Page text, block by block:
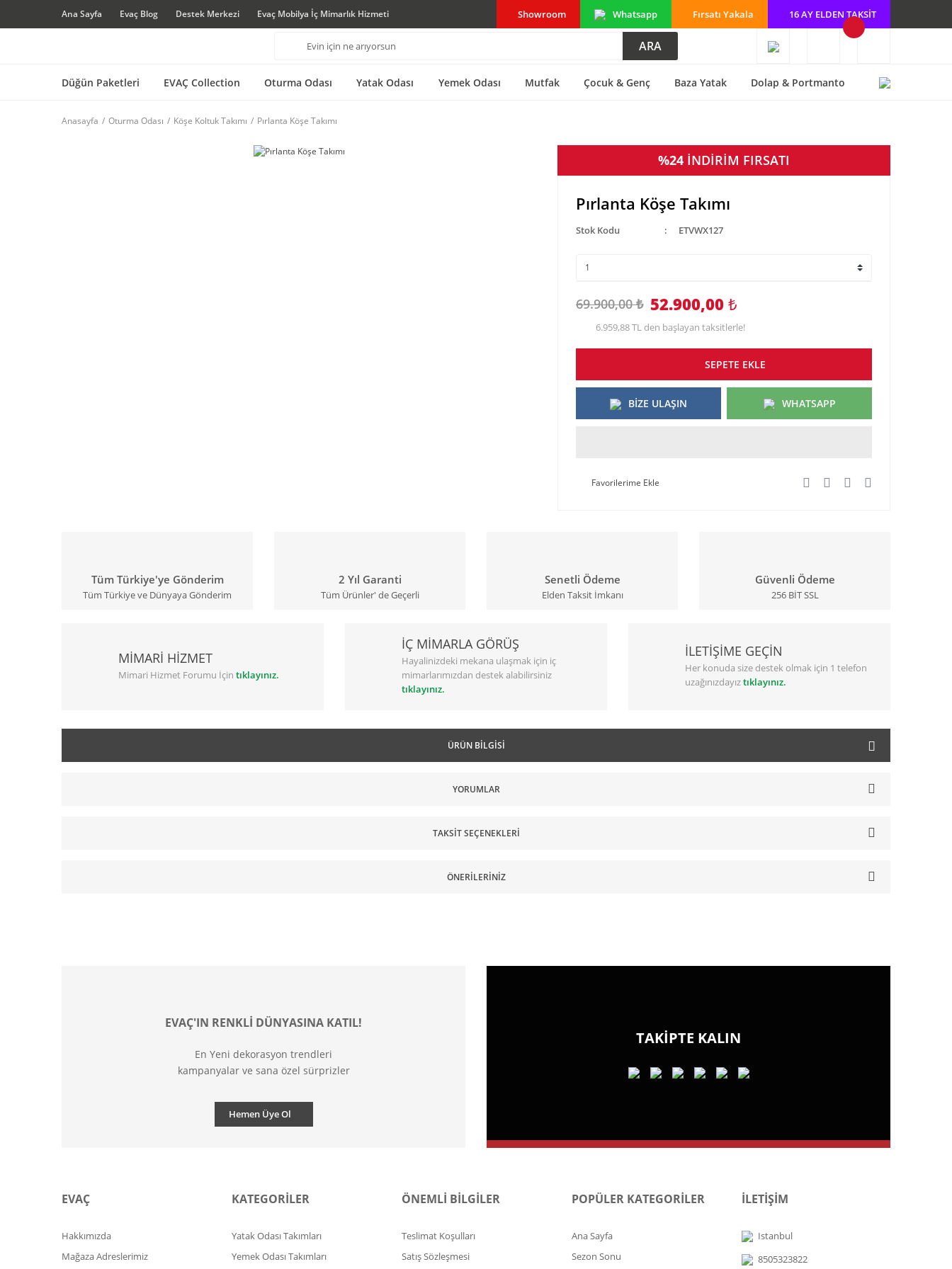
Ana Sayfa Evaç Blog Destek Merkezi Evaç Mobilya İç Mimarlık Hizmeti Showroom Whatsapp Fırsatı Yakala 16 AY ELDEN TAKSİT
ARA
Düğün Paketleri EVAÇ Collection Oturma Odası Yatak Odası Yemek Odası Mutfak Çocuk & Genç Baza Yatak Dolap & Portmanto
Anasayfa Oturma Odası Köşe Koltuk Takımı Pırlanta Köşe Takımı
%24 İNDİRİM FIRSATI
Pırlanta Köşe Takımı
Stok Kodu ETVWX127
69.900,00 ₺ 52.900,00 ₺
6.959,88 TL den başlayan taksitlerle!
SEPETE EKLE
BİZE ULAŞIN WHATSAPP
Tüm Türkiye'ye Gönderim
Tüm Türkiye ve Dünyaya Gönderim
2 Yıl Garanti
Tüm Ürünler' de Geçerli
Senetli Ödeme
Elden Taksit İmkanı
Güvenli Ödeme
256 BİT SSL
MİMARİ HİZMET
Mimari Hizmet Forumu İçin tıklayınız.
İÇ MİMARLA GÖRÜŞ
Hayalinizdeki mekana ulaşmak için iç
mimarlarımızdan destek alabilirsiniz
tıklayınız.
İLETİŞİME GEÇİN
Her konuda size destek olmak için 1 telefon
uzağınızdayıztıklayınız.
ÜRÜN BILGISI
YORUMLAR
TAKSIT SEÇENEKLERI
ÖNERILERINIZ
EVAÇ'IN RENKLİ DÜNYASINA KATIL!
En Yeni dekorasyon trendleri
kampanyalar ve sana özel sürprizler
Hemen Üye Ol
TAKİPTE KALIN
EVAÇ
Hakkımızda
Mağaza Adreslerimiz
KATEGORİLER
Yatak Odası Takımları
Yemek Odası Takımları
ÖNEMLİ BİLGİLER
Teslimat Koşulları
Satış Sözleşmesi
POPÜLER KATEGORİLER
Ana Sayfa
Sezon Sonu
İLETİŞİM
Istanbul
8505323822